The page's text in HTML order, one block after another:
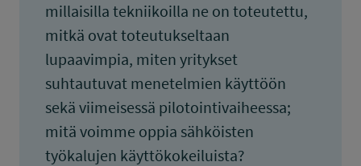
millaisilla tekniikoilla ne on toteutettu,
mitkä ovat toteutukseltaan
lupaavimpia, miten yritykset
suhtautuvat menetelmien käyttöön
sekä viimeisessä pilotointivaiheessa;
mitä voimme oppia sähköisten
työkalujen käyttökokeiluista?